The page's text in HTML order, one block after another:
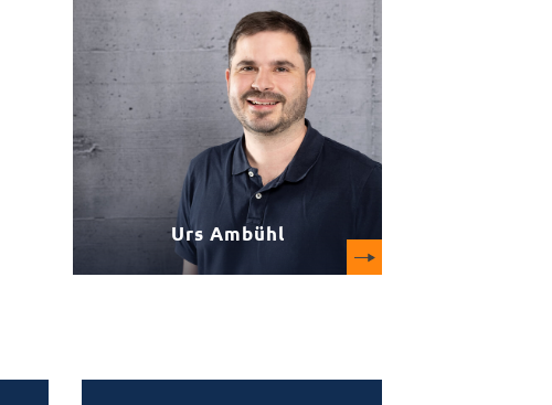
Urs Ambühl
Urs Ambühl
Stv. Abteilungsleiter
Verkehrsplanung
Mail